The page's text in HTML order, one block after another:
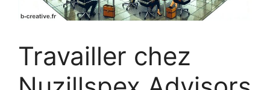
Travailler chez